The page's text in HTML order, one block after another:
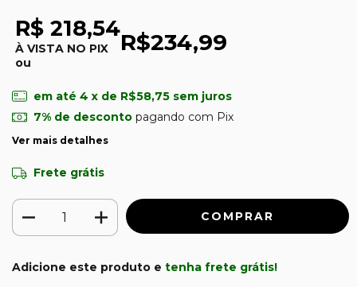
R$ 218,54
À VISTA NO PIX
ou
R$234,99
em até 4 x de R$58,75 sem juros
7% de descontopagando com Pix
Ver mais detalhes
Frete grátis
Adicione este produto e tenha frete grátis!